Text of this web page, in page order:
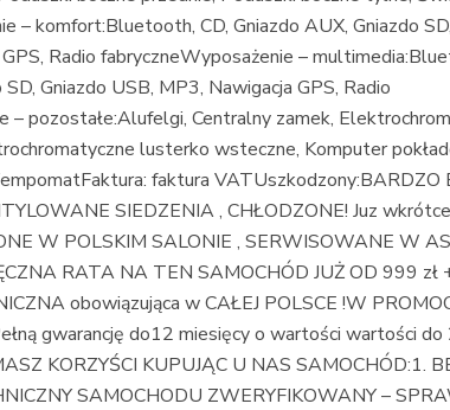
– komfort:Bluetooth, CD, Gniazdo AUX, Gniazdo
Radio fabryczneWyposażenie –
Gniazdo USB, MP3, Nawigacja GPS, Radio
– pozostałe:Alufelgi, Centralny zamek,
lusterko wsteczne, Komputer
faktura VATUszkodzony:BARDZO
SIEDZENIA , CHŁODZONE! Juz
W POLSKIM SALONIE , SERWISOWANE W
RATA NA TEN SAMOCHÓD JUŻ OD 999 zł
obowiązująca w CAŁEJ POLSCE !W
gwarancję do12 miesięcy o wartości wartości do
KORZYŚCI KUPUJĄC U NAS SAMOCHÓD:1.
SAMOCHODU ZWERYFIKOWANY –